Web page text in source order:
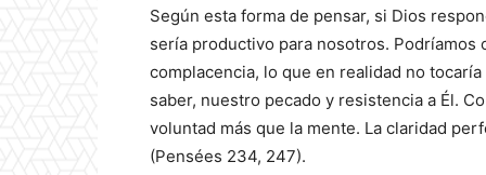
Según esta forma de pensar, si Dios
sería productivo para nosotros.
complacencia, lo que en realidad no
saber, nuestro pecado y resistencia a Él.
voluntad más que la mente. La claridad
(Pensées 234, 247).